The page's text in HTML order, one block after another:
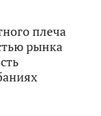
плеча
рынка